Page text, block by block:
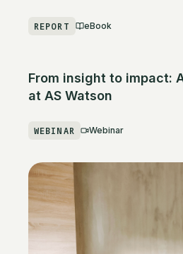
REPORT eBook
From insight to impact:
at AS Watson
WEBINAR Webinar